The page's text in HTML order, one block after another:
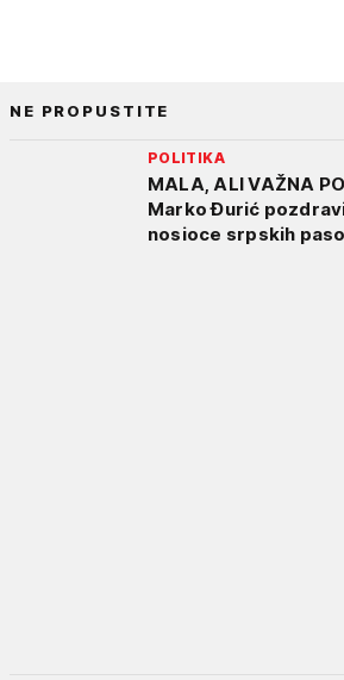
NE PROPUSTITE
POLITIKA
MALA, ALI VAŽNA
Marko Đurić
nosioce srpskih